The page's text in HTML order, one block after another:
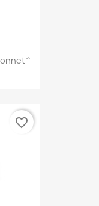
favorite_border